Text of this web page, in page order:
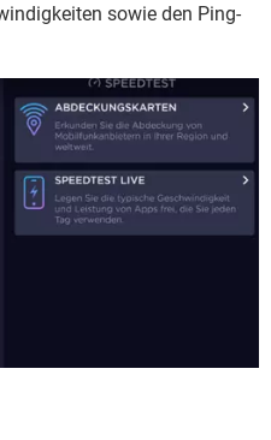
sowie den Ping-